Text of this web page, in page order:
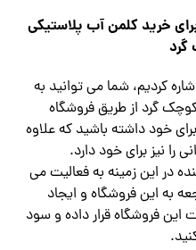
خرید کلمن آب پلاستیکی
کردیم، شما می توانید به
گرد از طریق فروشگاه
خود داشته باشید که علاوه
را نیز برای خود دارد.
در این زمینه به فعالیت می
به این فروشگاه و ایجاد
فروشگاه قرار داده و سود